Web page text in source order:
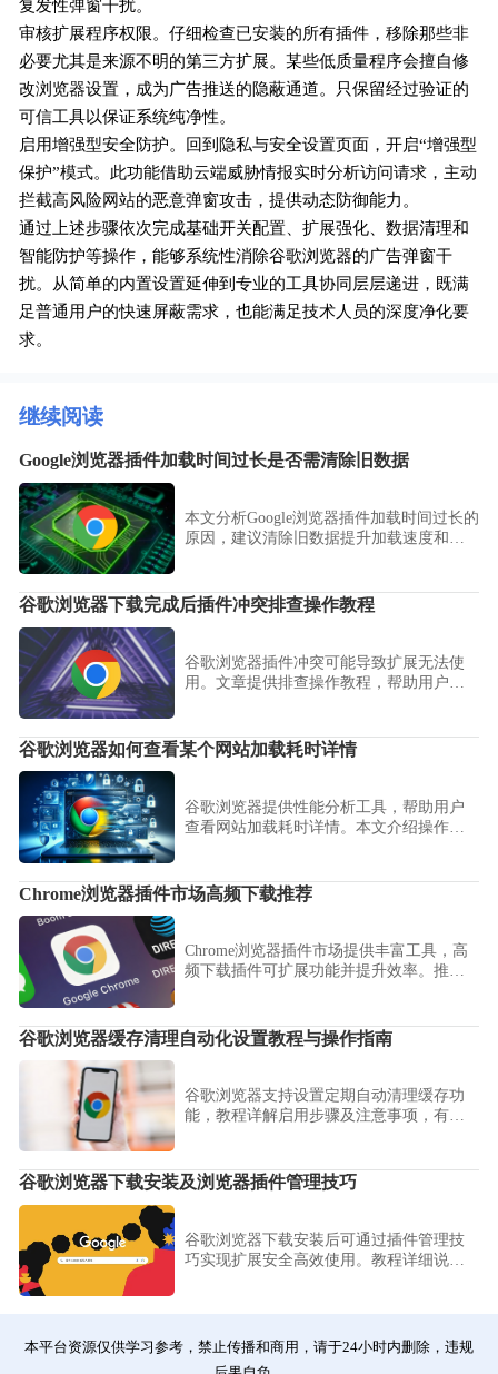
复发性弹窗干扰。
审核扩展程序权限。仔细检查已安装的所有插件，移除那些非
必要尤其是来源不明的第三方扩展。某些低质量程序会擅自修
改浏览器设置，成为广告推送的隐蔽通道。只保留经过验证的
可信工具以保证系统纯净性。
启用增强型安全防护。回到隐私与安全设置页面，开启“增强型
保护”模式。此功能借助云端威胁情报实时分析访问请求，主动
拦截高风险网站的恶意弹窗攻击，提供动态防御能力。
通过上述步骤依次完成基础开关配置、扩展强化、数据清理和
智能防护等操作，能够系统性消除谷歌浏览器的广告弹窗干
扰。从简单的内置设置延伸到专业的工具协同层层递进，既满
足普通用户的快速屏蔽需求，也能满足技术人员的深度净化要
求。
继续阅读
Google浏览器插件加载时间过长是否需清除旧数据
本文分析Google浏览器插件加载时间过长的
原因，建议清除旧数据提升加载速度和插
谷歌浏览器下载完成后插件冲突排查操作教程
谷歌浏览器插件冲突可能导致扩展无法使
用。文章提供排查操作教程，帮助用户快
谷歌浏览器如何查看某个网站加载耗时详情
谷歌浏览器提供性能分析工具，帮助用户
查看网站加载耗时详情。本文介绍操作步
Chrome浏览器插件市场高频下载推荐
Chrome浏览器插件市场提供丰富工具，高
频下载插件可扩展功能并提升效率。推荐
谷歌浏览器缓存清理自动化设置教程与操作指南
谷歌浏览器支持设置定期自动清理缓存功
能，教程详解启用步骤及注意事项，有效
谷歌浏览器下载安装及浏览器插件管理技巧
谷歌浏览器下载安装后可通过插件管理技
巧实现扩展安全高效使用。教程详细说明
本平台资源仅供学习参考，禁止传播和商用，请于24小时内删除，违规